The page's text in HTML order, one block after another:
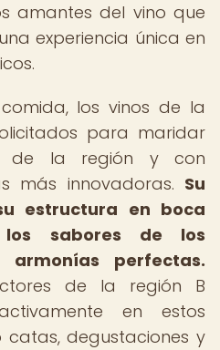
amantes del vino que
experiencia única en
los vinos de la
para maridar
de la región y con
más innovadoras. Su
estructura en boca
los sabores de los
perfectas.
de la región B
en estos
catas, degustaciones y